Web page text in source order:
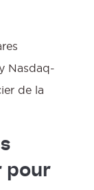
Nasdaq-
de la
pour